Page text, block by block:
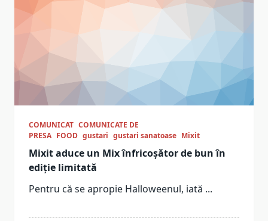
COMUNICAT COMUNICATE DE
PRESA FOOD gustari gustari sanatoase Mixit
Mixit aduce un Mix înfricoșător de bun în
ediție limitată
Pentru că se apropie Halloweenul, iată ...